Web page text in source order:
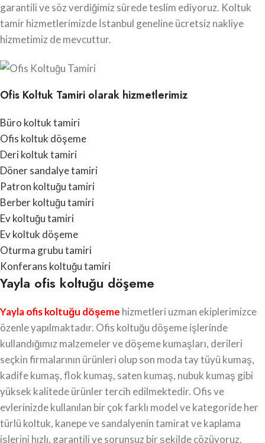
garantili ve söz verdiğimiz sürede teslim ediyoruz. Koltuk
tamir hizmetlerimizde İstanbul geneline ücretsiz nakliye
hizmetimiz de mevcuttur.
Ofis Koltuk Tamiri olarak hizmetlerimiz
Büro koltuk tamiri
Ofis koltuk döşeme
Deri koltuk tamiri
Döner sandalye tamiri
Patron koltuğu tamiri
Berber koltuğu tamiri
Ev koltuğu tamiri
Ev koltuk döşeme
Oturma grubu tamiri
Konferans koltuğu tamiri
Yayla ofis koltuğu döşeme
Yayla ofis koltuğu döşeme hizmetleri uzman ekiplerimizce
özenle yapılmaktadır. Ofis koltuğu döşeme işlerinde
kullandığımız malzemeler ve döşeme kumaşları, derileri
seçkin firmalarının ürünleri olup son moda tay tüyü kumaş,
kadife kumaş, flok kumaş, saten kumaş, nubuk kumaş gibi
yüksek kalitede ürünler tercih edilmektedir. Ofis ve
evlerinizde kullanılan bir çok farklı model ve kategoride her
türlü koltuk, kanepe ve sandalyenin tamirat ve kaplama
işlerini hızlı, garantili ve sorunsuz bir şekilde çözüyoruz.